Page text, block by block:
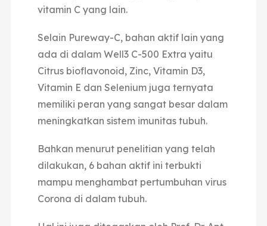
vitamin C yang lain.
Selain Pureway-C, bahan aktif lain yang
ada di dalam Well3 C-500 Extra yaitu
Citrus bioflavonoid, Zinc, Vitamin D3,
Vitamin E dan Selenium juga ternyata
memiliki peran yang sangat besar dalam
meningkatkan sistem imunitas tubuh.
Bahkan menurut penelitian yang telah
dilakukan, 6 bahan aktif ini terbukti
mampu menghambat pertumbuhan virus
Corona di dalam tubuh.